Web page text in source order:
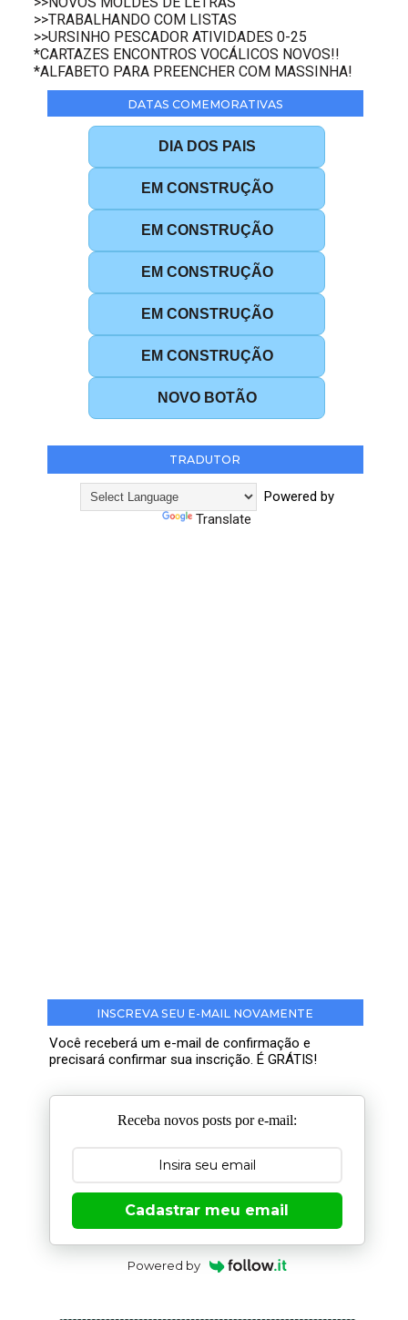
>>TRABALHANDO COM LISTAS
>>URSINHO PESCADOR ATIVIDADES 0-25
*CARTAZES ENCONTROS VOCÁLICOS NOVOS!!
*ALFABETO PARA PREENCHER COM MASSINHA!
DATAS COMEMORATIVAS
DIA DOS PAIS
EM CONSTRUÇÃO
EM CONSTRUÇÃO
EM CONSTRUÇÃO
EM CONSTRUÇÃO
EM CONSTRUÇÃO
NOVO BOTÃO
TRADUTOR
Powered by
Translate
INSCREVA SEU E-MAIL NOVAMENTE
Você receberá um e-mail de confirmação e
precisará confirmar sua inscrição. É GRÁTIS!
Receba novos posts por e-mail:
Cadastrar meu email
Powered by